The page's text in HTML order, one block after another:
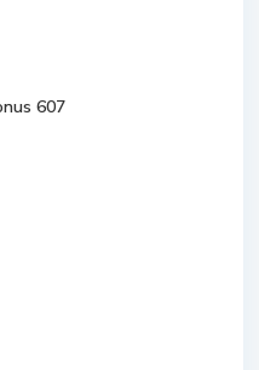
607